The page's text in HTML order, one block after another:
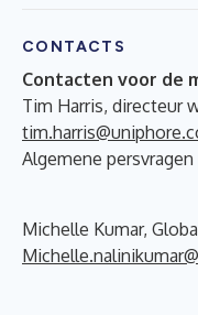
CONTACTS
Contacten voor de
Tim Harris, directeur
Algemene persvragen
Michelle Kumar,